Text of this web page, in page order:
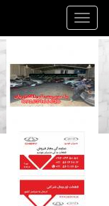
Toggle
navigation